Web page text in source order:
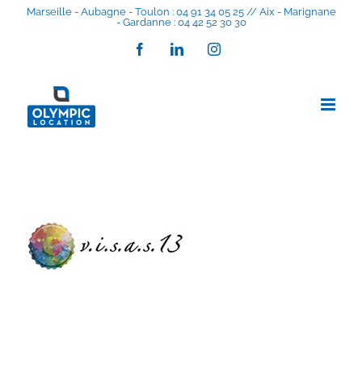
Marseille - Aubagne - Toulon : 04 91 34 05 25 // Aix - Marignane
- Gardanne : 04 42 52 30 30
FacebookLinkedInInstagram